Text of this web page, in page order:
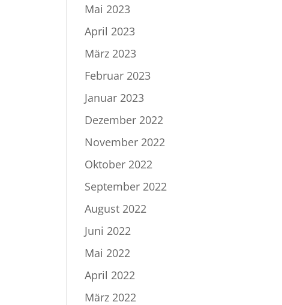
Mai 2023
April 2023
März 2023
Februar 2023
Januar 2023
Dezember 2022
November 2022
Oktober 2022
September 2022
August 2022
Juni 2022
Mai 2022
April 2022
März 2022